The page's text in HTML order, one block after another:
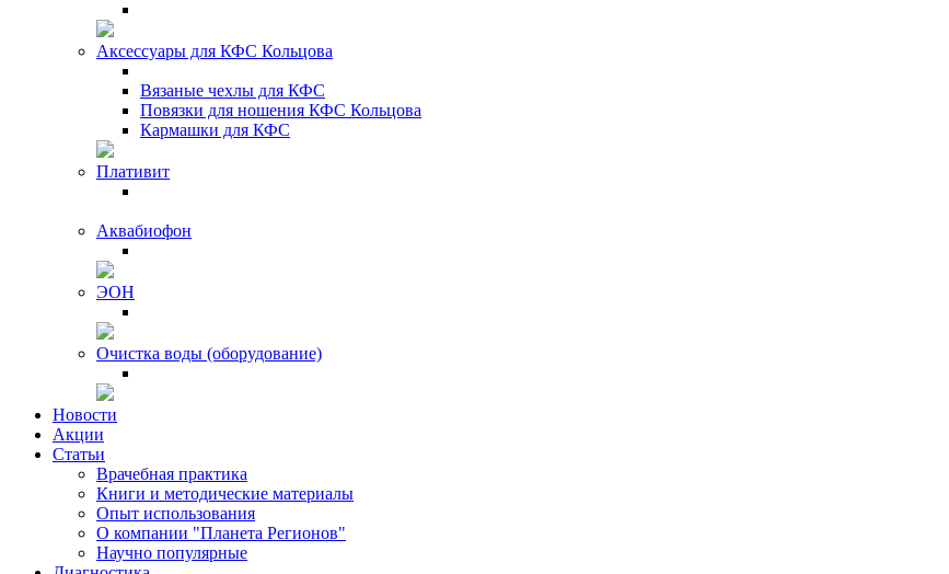
Аксессуары для КФС Кольцова
Вязаные чехлы для КФС
Повязки для ношения КФС Кольцова
Кармашки для КФС
Плативит
Аквабиофон
ЭОН
Очистка воды (оборудование)
Новости
Акции
Статьи
Врачебная практика
Книги и методические материалы
Опыт использования
О компании "Планета Регионов"
Научно популярные